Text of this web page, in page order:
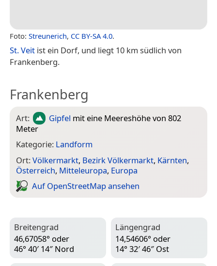
Foto: Streunerich, CC BY-SA 4.0.
St. Veit ist ein Dorf, und liegt 10 km südlich von
Frankenberg.
Frankenberg
Art: Gipfel mit eine Meereshöhe von 802
Meter
Kategorie: Landform
Ort:Völkermarkt, Bezirk Völkermarkt, Kärnten,
Österreich, Mitteleuropa, Europa
Auf Open­Street­Map ansehen
Breitengrad
46,67058° oder
46° 40′ 14″ Nord
Längengrad
14,54606° oder
14° 32′ 46″ Ost